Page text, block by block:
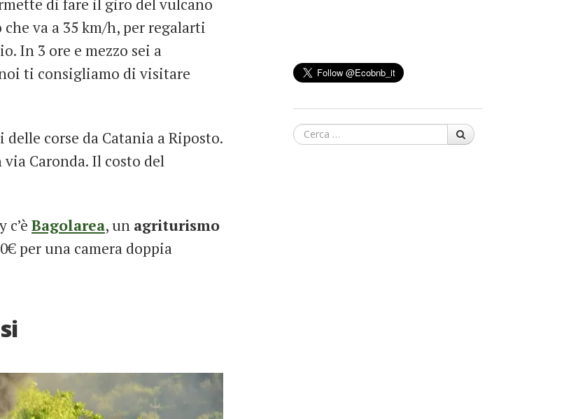
di fare il giro del vulcano
va a 35 km/h, per regalarti
In 3 ore e mezzo sei a
ti consigliamo di visitare
corse da Catania a Riposto.
Caronda. Il costo del
Bagolarea, un agriturismo
per una camera doppia
Cerca